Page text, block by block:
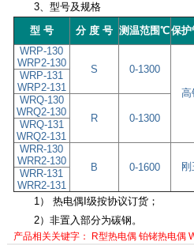
3、型号及规格
型 号
分 度 号 测温范围℃保护
WRP-130
WRP2-130
S
0-1300
高
WRP-131
WRP2-131
WRQ-130
WRQ2-130
R 0-1300
WRQ-131
WRQ2-131
WRR-130
WRR2-130
B 0-1600
WRR-131
WRR2-131
1） 热电偶I级按协议订货；
2）非置入部分为碳钢。
产品相关关键字： R型热电偶 铂铑热电偶